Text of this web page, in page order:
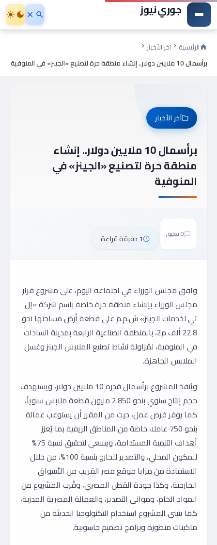
جوري نيوز
الرئيسية
آخر الأخبار
برأسمال 10 ملايين دولار.. إنشاء منطقة حرة لتصنيع «الجينز» في المنوفية
آخر الأخبار
برأسمال 10 ملايين دولار.. إنشاء
منطقة حرة لتصنيع «الجينز» في
المنوفية
0 تعليق 1 دقيقة قراءة
وافق مجلس الوزراء في اجتماعه اليوم، على مشروع قرار
مجلس الوزراء بإنشاء منطقة حرة خاصة باسم شركة «إل
تي لخدمات الجينز» ش.م.م على قطعة أرض مساحتها نحو
22.8 ألف م2، بالمنطقة الصناعية الرابعة بمدينة السادات
في المنوفية، لمُزاولة نشاط تصنيع الملابس الجينز وغسل
الملابس الجاهزة.
ويُنفذ المشروع برأسمال قدره 10 ملايين دولار، ويستهدف
حجم إنتاج سنوي بنحو 2.850 مليون قطعة ملابس سنوياً،
كما يوفر فرص عمل، حيث من المقرر أن يستوعب عمالة
بنحو 750 عاملا، خاصة من المناطق الريفية بما يُعزز
أهداف التنمية المستدامة، ويسعى لتحقيق نسبة 75%
للمكون المحلي، والتصدير للخارج بنسبة 100%، من خلال
الاستفادة من مزايا موقع مصر القريب من الأسواق
الخارجية، وكذا جودة القطن المصري، وقُرب المشروع من
المواد الخام، ومواني التصدير، والعمالة المصرية المدربة،
كما يتبنى المشروع استخدام التكنولوجيا الحديثة من
ماكينات متطورة وبرامج تصميم حاسوبية.